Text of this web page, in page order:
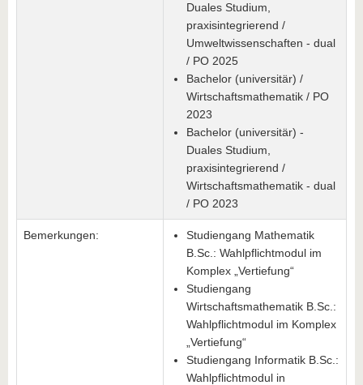
Duales Studium,
praxisintegrierend /
Umweltwissenschaften - dual
/ PO 2025
Bachelor (universitär) /
Wirtschaftsmathematik / PO
2023
Bachelor (universitär) -
Duales Studium,
praxisintegrierend /
Wirtschaftsmathematik - dual
/ PO 2023
Bemerkungen:
Studiengang Mathematik
B.Sc.: Wahlpflichtmodul im
Komplex „Vertiefung“
Studiengang
Wirtschaftsmathematik B.Sc.:
Wahlpflichtmodul im Komplex
„Vertiefung“
Studiengang Informatik B.Sc.:
Wahlpflichtmodul in